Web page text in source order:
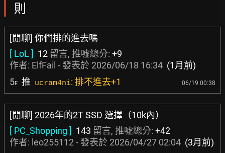
則
[閒聊] 你們排的進去嗎
[ LoL ] 12 留言, 推噓總分: +9
作者: ElfFail - 發表於 2026/06/18 16:34 (1月前)
5F 推 ucram4ni: 排不進去+1 06/19 00:38
[閒聊] 2026年的2T SSD 選擇（10k內）
[ PC_Shopping ] 143 留言, 推噓總分: +42
作者: leo255112 - 發表於 2026/04/27 02:04 (3月前)